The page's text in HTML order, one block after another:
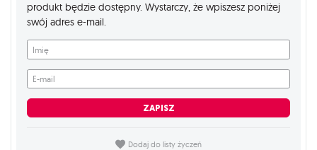
produkt będzie dostępny. Wystarczy, że wpiszesz poniżej
swój adres e-mail.
Imię
E-mail
ZAPISZ
Dodaj do listy życzeń